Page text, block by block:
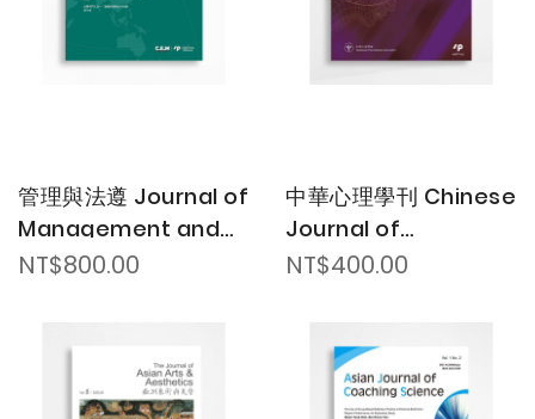
管理與法遵 Journal of
Management and
Compliance
NT$800.00
中華心理學刊 Chinese
Journal of
Psychology
NT$400.00